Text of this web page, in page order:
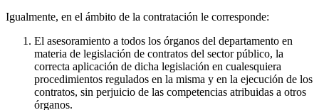
Igualmente, en el ámbito de la contratación le corresponde:
El asesoramiento a todos los órganos del departamento en
materia de legislación de contratos del sector público, la
correcta aplicación de dicha legislación en cualesquiera
procedimientos regulados en la misma y en la ejecución de los
contratos, sin perjuicio de las competencias atribuidas a otros
órganos.